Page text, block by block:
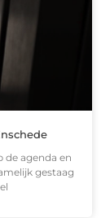
de agenda en
gestaag